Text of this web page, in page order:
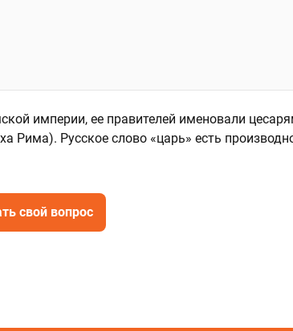
империи, ее правителей именовали
Рима). Русское слово «царь» есть
свой вопрос